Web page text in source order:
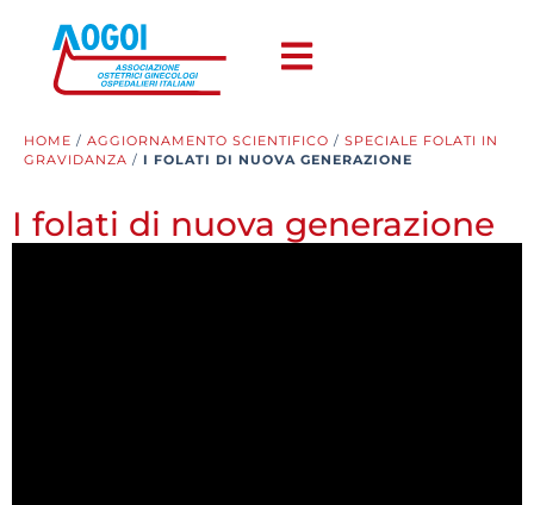
HOME / AGGIORNAMENTO SCIENTIFICO / SPECIALE FOLATI IN
GRAVIDANZA / I FOLATI DI NUOVA GENERAZIONE
I folati di nuova generazione